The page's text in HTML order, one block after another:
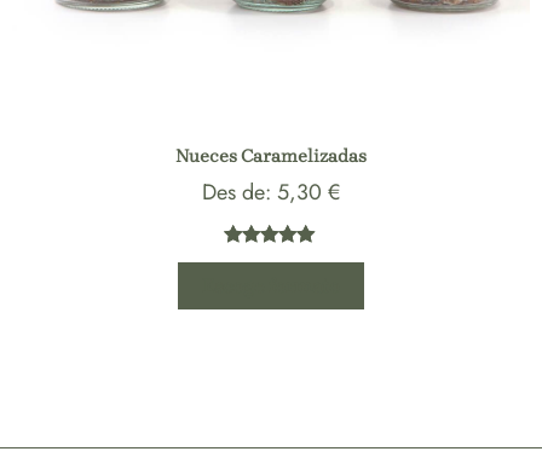
Nueces Caramelizadas
Des de: 5,30 €
Valorado
de 5 en
2